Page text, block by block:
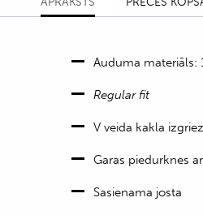
Auduma materiāls:
Regular fit
V veida kakla
Garas piedurknes
Sasienama josta